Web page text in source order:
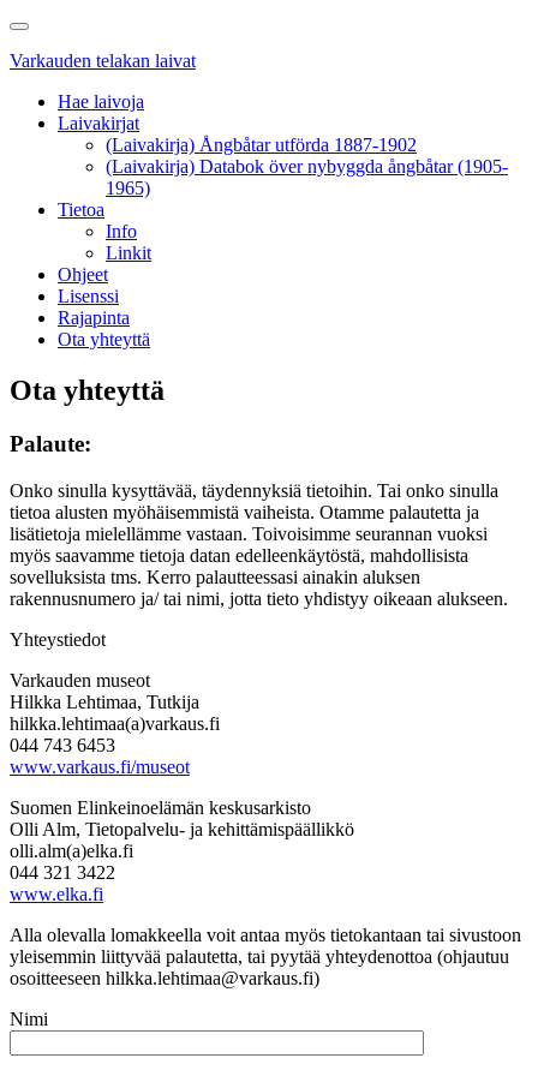
Skip
main
Toggle
navigation
Varkauden telakan laivat
Hae laivoja
Laivakirjat
(Laivakirja) Ångbåtar utförda 1887-1902
(Laivakirja) Databok över nybyggda ångbåtar (1905-
1965)
Tietoa
Info
Linkit
Ohjeet
Lisenssi
Rajapinta
Ota yhteyttä
Ota yhteyttä
Palaute:
Onko sinulla kysyttävää, täydennyksiä tietoihin. Tai onko sinulla
tietoa alusten myöhäisemmistä vaiheista. Otamme palautetta ja
lisätietoja mielellämme vastaan. Toivoisimme seurannan vuoksi
myös saavamme tietoja datan edelleenkäytöstä, mahdollisista
sovelluksista tms. Kerro palautteessasi ainakin aluksen
rakennusnumero ja/ tai nimi, jotta tieto yhdistyy oikeaan alukseen.
Yhteystiedot
Varkauden museot
Hilkka Lehtimaa, Tutkija
hilkka.lehtimaa(a)varkaus.fi
044 743 6453
www.varkaus.fi/museot
Suomen Elinkeinoelämän keskusarkisto
Olli Alm, Tietopalvelu- ja kehittämispäällikkö
olli.alm(a)elka.fi
044 321 3422
www.elka.fi
Alla olevalla lomakkeella voit antaa myös tietokantaan tai sivustoon
yleisemmin liittyvää palautetta, tai pyytää yhteydenottoa (ohjautuu
osoitteeseen hilkka.lehtimaa@varkaus.fi)
Nimi